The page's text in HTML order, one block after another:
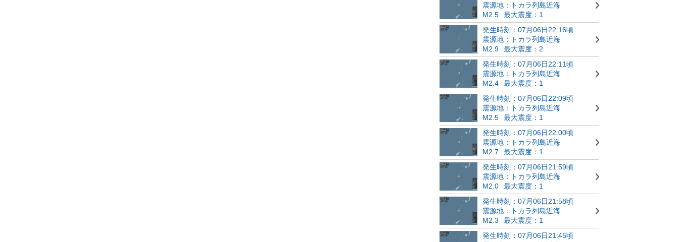
震源地：トカラ列島近海
M2.5
最大震度：1
発生時刻：07月06日22:16頃
震源地：トカラ列島近海
M2.9
最大震度：2
発生時刻：07月06日22:11頃
震源地：トカラ列島近海
M2.4
最大震度：1
発生時刻：07月06日22:09頃
震源地：トカラ列島近海
M2.5
最大震度：1
発生時刻：07月06日22:00頃
震源地：トカラ列島近海
M2.7
最大震度：1
発生時刻：07月06日21:59頃
震源地：トカラ列島近海
M2.0
最大震度：1
発生時刻：07月06日21:58頃
震源地：トカラ列島近海
M2.3
最大震度：1
発生時刻：07月06日21:45頃